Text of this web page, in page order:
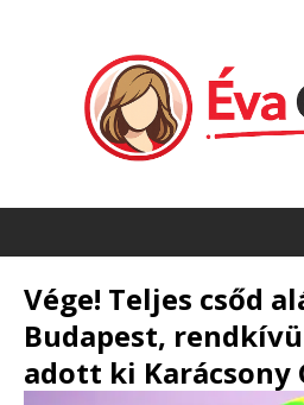
Vége! Teljes csőd
Budapest,
adott ki Karácsony